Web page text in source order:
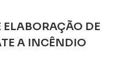
ELABORAÇÃO DE
A INCÊNDIO